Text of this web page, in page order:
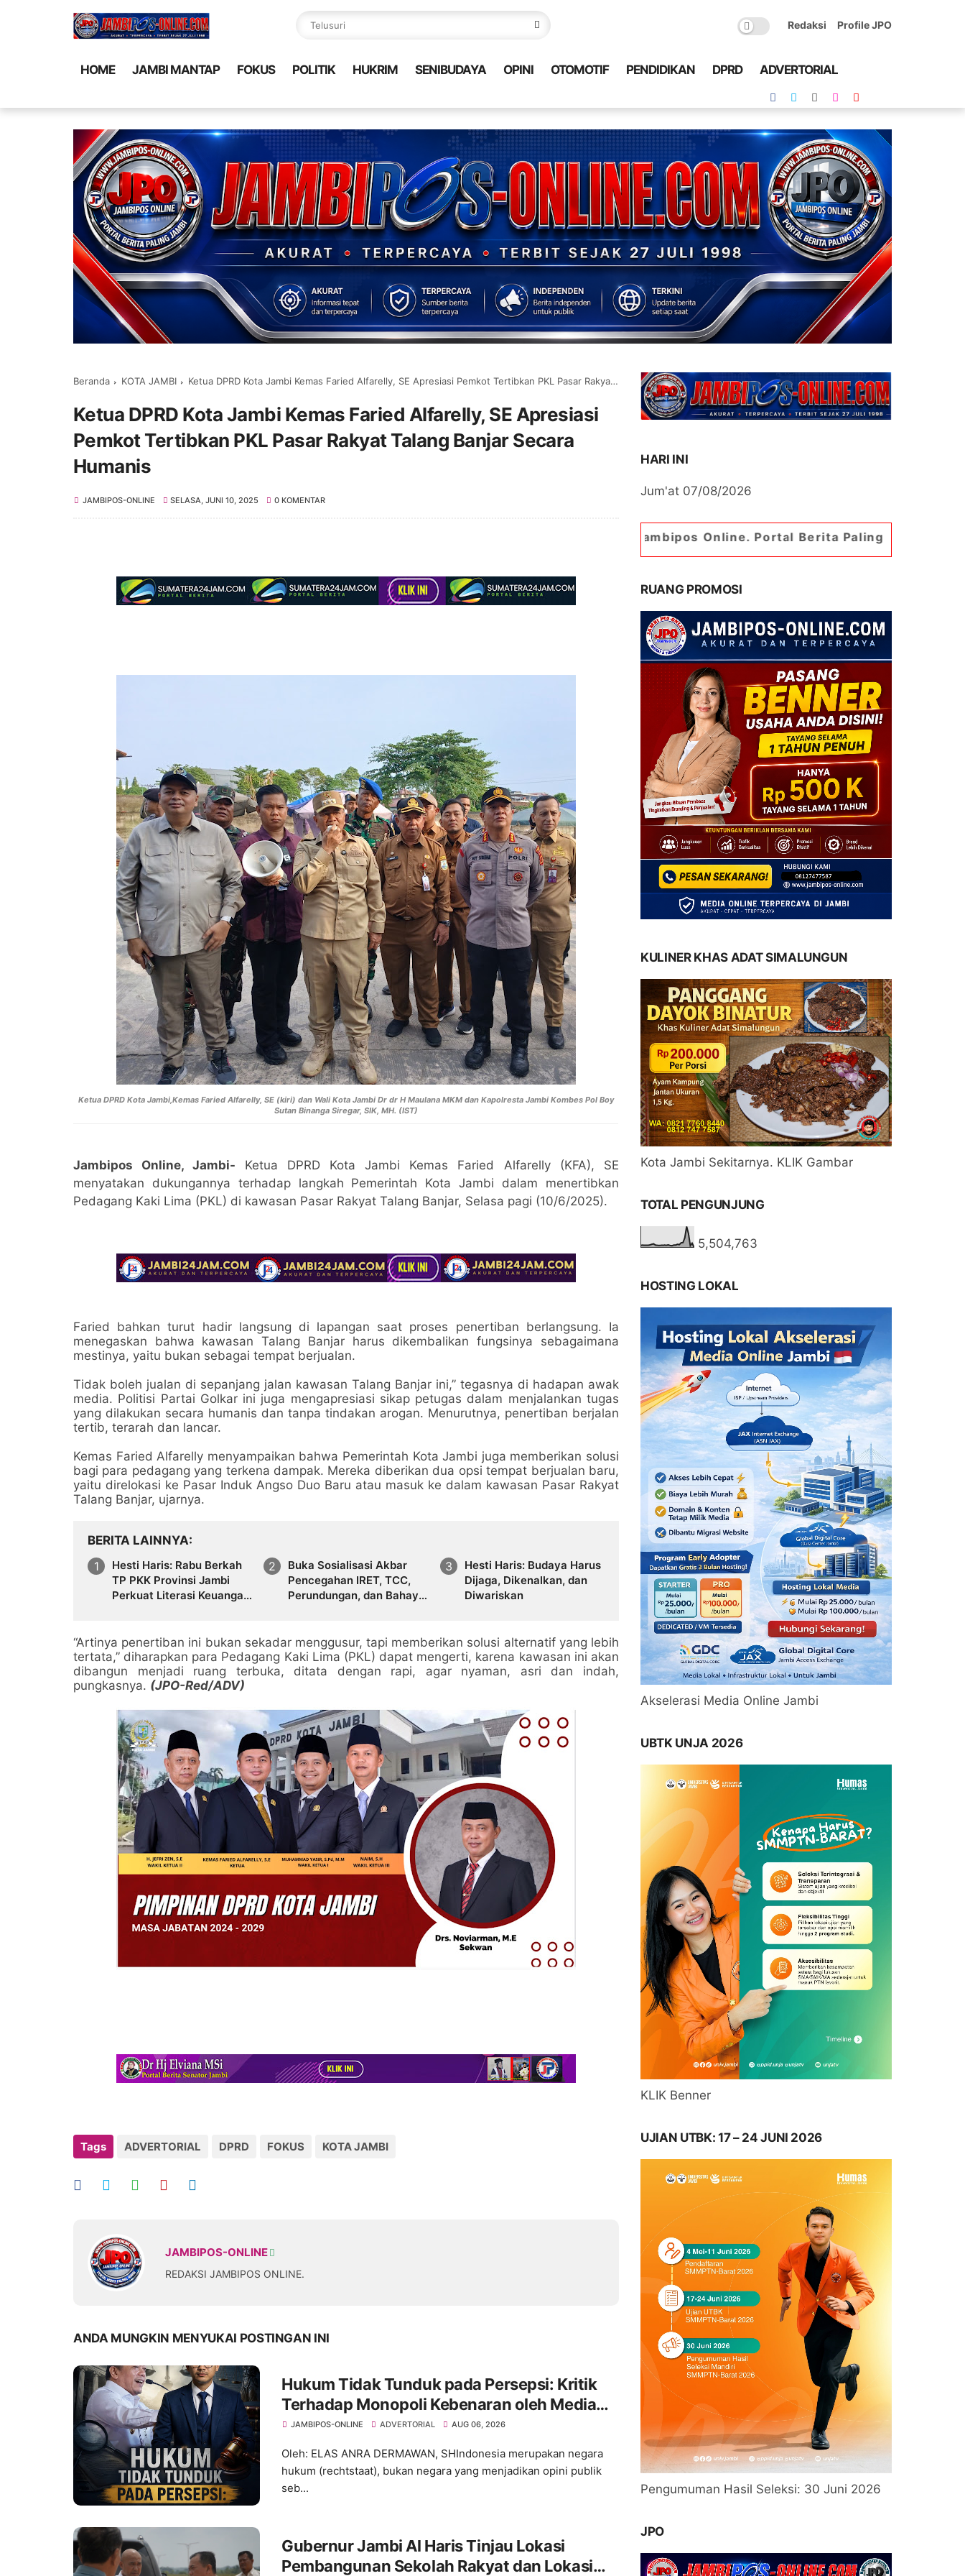
Redaksi Profile JPO
HOME JAMBI MANTAP FOKUS POLITIK HUKRIM SENIBUDAYA OPINI OTOMOTIF PENDIDIKAN DPRD ADVERTORIAL
Beranda KOTA JAMBI Ketua DPRD Kota Jambi Kemas Faried Alfarelly, SE Apresiasi Pemkot Tertibkan PKL Pasar Rakyat Talang Banjar Secara Humanis
Ketua DPRD Kota Jambi Kemas Faried Alfarelly, SE Apresiasi
Pemkot Tertibkan PKL Pasar Rakyat Talang Banjar Secara
Humanis
JAMBIPOS-ONLINE SELASA, JUNI 10, 2025 0 KOMENTAR
Ketua DPRD Kota Jambi,Kemas Faried Alfarelly, SE (kiri) dan Wali Kota Jambi Dr dr H Maulana MKM dan Kapolresta Jambi Kombes Pol Boy
Sutan Binanga Siregar, SIK, MH. (IST)
Jambipos Online, Jambi- Ketua DPRD Kota Jambi Kemas Faried Alfarelly (KFA), SE
menyatakan dukungannya terhadap langkah Pemerintah Kota Jambi dalam menertibkan
Pedagang Kaki Lima (PKL) di kawasan Pasar Rakyat Talang Banjar, Selasa pagi (10/6/2025).
Faried bahkan turut hadir langsung di lapangan saat proses penertiban berlangsung. Ia
menegaskan bahwa kawasan Talang Banjar harus dikembalikan fungsinya sebagaimana
mestinya, yaitu bukan sebagai tempat berjualan.
Tidak boleh jualan di sepanjang jalan kawasan Talang Banjar ini,” tegasnya di hadapan awak
media. Politisi Partai Golkar ini juga mengapresiasi sikap petugas dalam menjalankan tugas
yang dilakukan secara humanis dan tanpa tindakan arogan. Menurutnya, penertiban berjalan
tertib, terarah dan lancar.
Kemas Faried Alfarelly menyampaikan bahwa Pemerintah Kota Jambi juga memberikan solusi
bagi para pedagang yang terkena dampak. Mereka diberikan dua opsi tempat berjualan baru,
yaitu direlokasi ke Pasar Induk Angso Duo Baru atau masuk ke dalam kawasan Pasar Rakyat
Talang Banjar, ujarnya.
BERITA LAINNYA
Hesti Haris: Rabu Berkah
TP PKK Provinsi Jambi
Perkuat Literasi Keuangan
Buka Sosialisasi Akbar
Pencegahan IRET, TCC,
Perundungan, dan Bahaya
Hesti Haris: Budaya Harus
Dijaga, Dikenalkan, dan
Diwariskan
“Artinya penertiban ini bukan sekadar menggusur, tapi memberikan solusi alternatif yang lebih
tertata,” diharapkan para Pedagang Kaki Lima (PKL) dapat mengerti, karena kawasan ini akan
dibangun menjadi ruang terbuka, ditata dengan rapi, agar nyaman, asri dan indah,
pungkasnya. (JPO-Red/ADV)
Tags ADVERTORIAL DPRD FOKUS KOTA JAMBI
JAMBIPOS-ONLINE
REDAKSI JAMBIPOS ONLINE.
ANDA MUNGKIN MENYUKAI POSTINGAN INI
Hukum Tidak Tunduk pada Persepsi: Kritik
Terhadap Monopoli Kebenaran oleh Media
dan Aktivis
JAMBIPOS-ONLINE ADVERTORIAL AUG 06, 2026
Oleh: ELAS ANRA DERMAWAN, SHIndonesia merupakan negara
hukum (rechtstaat), bukan negara yang menjadikan opini publik
seb...
Gubernur Jambi Al Haris Tinjau Lokasi
Pembangunan Sekolah Rakyat dan Lokasi
HARI INI
Jum'at 07/08/2026
Selamat Datang di Portal Berita Jambipos Online. Portal Berita Paling Jambi
RUANG PROMOSI
KULINER KHAS ADAT SIMALUNGUN
Kota Jambi Sekitarnya. KLIK Gambar
TOTAL PENGUNJUNG
5,504,763
HOSTING LOKAL
Akselerasi Media Online Jambi
UBTK UNJA 2026
KLIK Benner
UJIAN UTBK: 17 – 24 JUNI 2026
Pengumuman Hasil Seleksi: 30 Juni 2026
JPO